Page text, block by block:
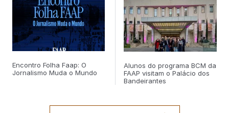
Encontro Folha Faap: O
Jornalismo Muda o Mundo
Alunos do programa BCM da
FAAP visitam o Palácio dos
Bandeirantes